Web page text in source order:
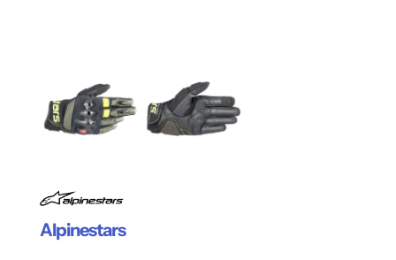
Alpinestars